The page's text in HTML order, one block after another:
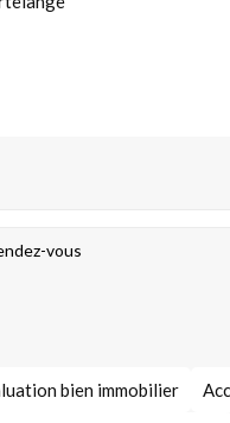
vous
bien immobilier